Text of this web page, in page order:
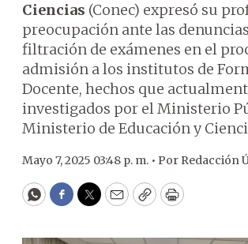
Ciencias (Conec) expresó su
preocupación ante las
filtración de exámenes en el
admisión a los institutos de
Docente, hechos que
investigados por el Ministerio
Ministerio de Educación y
Mayo 7, 2025 03:48 p. m. • Por Redacción
WhatsApp
Facebook
Twitter
EmailCopyPrint